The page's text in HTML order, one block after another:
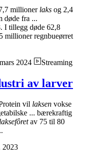
millioner laks og 2,4
døde fra ...
I tillegg døde 62,8
millioner regnbueørret
2024 Streaming
av larver
vil laksen vokse
... bærekraftig
laksefôretav 75 til 80
2023